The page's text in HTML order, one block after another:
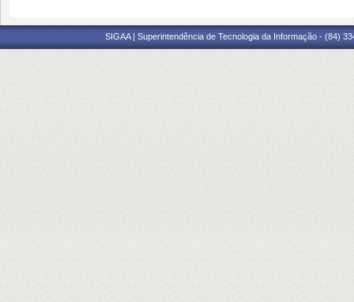
SIGAA | Superintendência de Tecnologia da Informação - (84)